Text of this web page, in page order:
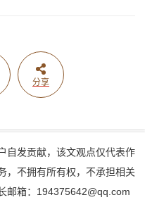
分享
自发贡献，该文观点仅代表作
，不拥有所有权，不承担相关
邮箱：194375642@qq.com